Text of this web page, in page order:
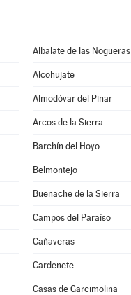
Albalate de las Nogueras
Alcohujate
Almodóvar del Pinar
Arcos de la Sierra
Barchín del Hoyo
Belmontejo
Buenache de la Sierra
Campos del Paraíso
Cañaveras
Cardenete
Casas de Garcimolina